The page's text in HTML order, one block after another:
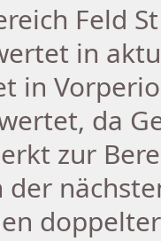
Feld
in
in
da
zur
der